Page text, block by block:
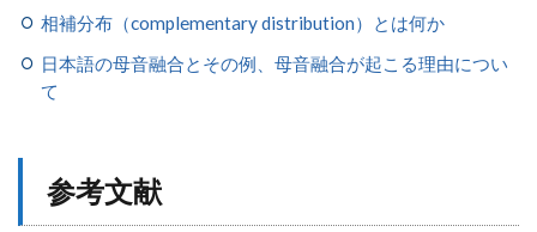
相補分布（complementary distribution）とは何か
日本語の母音融合とその例、母音融合が起こる理由につい
て
参考文献